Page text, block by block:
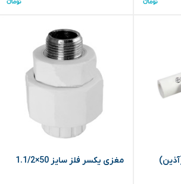
مغزی یکسر فلز سایز 50×1.1/2